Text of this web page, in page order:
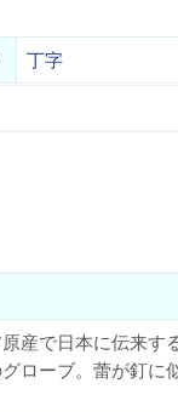
丁字
産で日本に伝来す
ローブ。蕾が釘に